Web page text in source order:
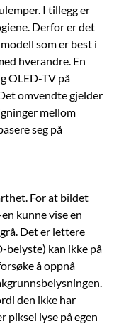
I tillegg er
Derfor er det
som er best i
hverandre. En
OLED-TV på
omvendte gjelder
mellom
seg på
For at bildet
kunne vise en
Det er lettere
belyste) kan ikke på
å oppnå
den ikke har
piksel lyse på egen